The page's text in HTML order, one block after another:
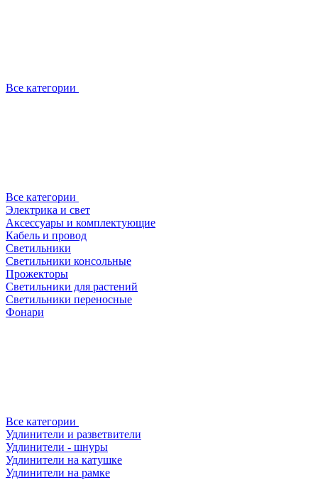
Все категории
Все категории
Электрика и свет
Аксессуары и комплектующие
Кабель и провод
Светильники
Светильники консольные
Прожекторы
Светильники для растений
Светильники переносные
Фонари
Все категории
Удлинители и разветвители
Удлинители - шнуры
Удлинители на катушке
Удлинители на рамке